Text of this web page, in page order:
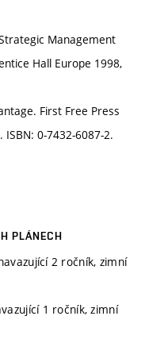
Strategic Management
Hall Europe 1998,
First Free Press
0-7432-6087-2.
PLÁNECH
2 ročník, zimní
1 ročník, zimní